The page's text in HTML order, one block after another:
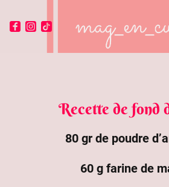
Recette de fond
80 gr de poudre
60 g farine de